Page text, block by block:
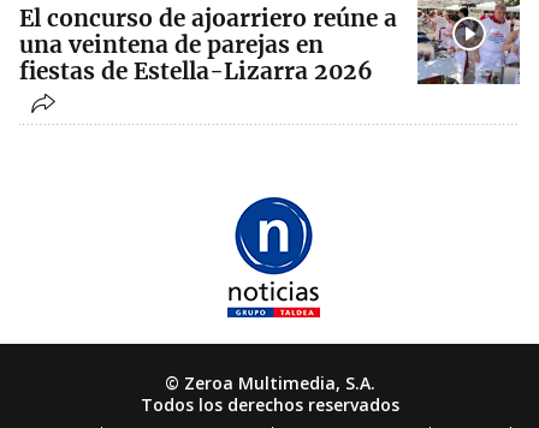
El concurso de ajoarriero reúne a
una veintena de parejas en
fiestas de Estella-Lizarra 2026
© Zeroa Multimedia, S.A.
Todos los derechos reservados